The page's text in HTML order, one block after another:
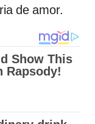
de amor.